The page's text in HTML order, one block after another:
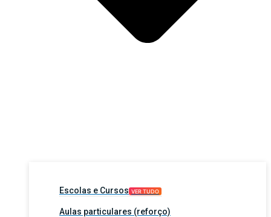
Escolas e Cursos VER TUDO
Aulas particulares (reforço)